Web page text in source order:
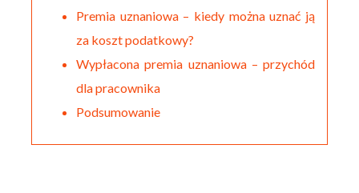
Premia uznaniowa – kiedy można uznać ją
za koszt podatkowy?
Wypłacona premia uznaniowa – przychód
dla pracownika
Podsumowanie